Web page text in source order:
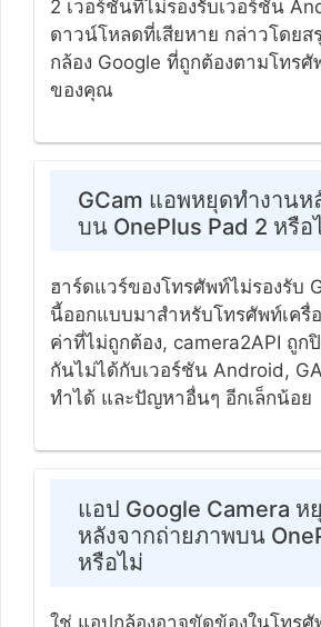
2 เวอร์ชันที่ไม่รองรับเวอร์ชัน
ดาวน์โหลดที่เสียหาย กล่าวโดยส
กล้อง Google ที่ถูกต้องตามโทรศั
ของคุณ
GCam แอพหยุดทำงานห
บน OnePlus Pad 2 หรือ
ฮาร์ดแวร์ของโทรศัพท์ไม่รองรับ
นี้ออกแบบมาสำหรับโทรศัพท์เครื่
ค่าที่ไม่ถูกต้อง, camera2API ถูก
กันไม่ได้กับเวอร์ชัน Android,
ทำได้ และปัญหาอื่นๆ อีกเล็กน้อย
แอป Google Camera ห
หลังจากถ่ายภาพบน
หรือไม่
ใช่ แอปกล้องอาจขัดข้องในโทรศั